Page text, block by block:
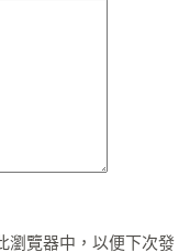
瀏覽器中，以便下次發